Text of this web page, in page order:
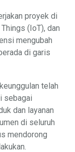
proyek di
(IoT), dan
mengubah
di garis
telah
sebagai
dan layanan
di seluruh
mendorong